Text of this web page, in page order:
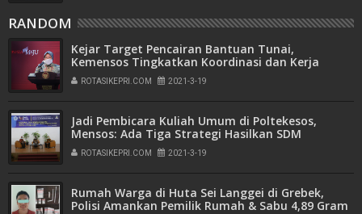
RANDOM
Kejar Target Pencairan Bantuan Tunai,
Kemensos Tingkatkan Koordinasi dan Kerja
Sama Perbaikan Data dengan Daerah
ROTASIKEPRI.COM 2021-3-19
Jadi Pembicara Kuliah Umum di Poltekesos,
Mensos: Ada Tiga Strategi Hasilkan SDM
Profesional Pekerjaan Sosial
ROTASIKEPRI.COM 2021-3-19
Rumah Warga di Huta Sei Langgei di Grebek,
Polisi Amankan Pemilik Rumah & Sabu 4,89 Gram